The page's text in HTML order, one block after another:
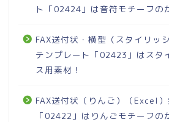
ト「02424」は音符モチーフの
FAX送付状・横型（スタイリッ
テンプレート「02423」はスタ
ス用素材！
FAX送付状（りんご）（Excel
「02422」はりんごモチーフの